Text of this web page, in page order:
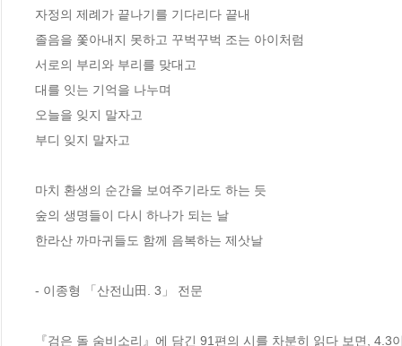
자정의 제례가 끝나기를 기다리다 끝내
졸음을 쫓아내지 못하고 꾸벅꾸벅 조는 아이처럼
서로의 부리와 부리를 맞대고
대를 잇는 기억을 나누며
오늘을 잊지 말자고
부디 잊지 말자고
마치 환생의 순간을 보여주기라도 하는 듯
숲의 생명들이 다시 하나가 되는 날
한라산 까마귀들도 함께 음복하는 제삿날
- 이종형 「산전山田. 3」 전문
『검은 돌 숨비소리』에 담긴 91편의 시를 차분히 읽다 보면,